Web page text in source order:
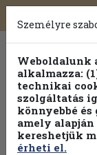
Toggle
Személyre
Weboldalunk
alkalmazza:
technikai
szolgáltatás
könnyebbé
amely
kereshetjük
érheti el.